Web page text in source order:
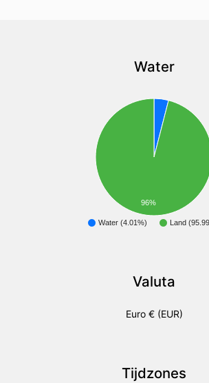
Water
Water (4.01%) Land
96%
Valuta
Euro € (EUR)
Tijdzones